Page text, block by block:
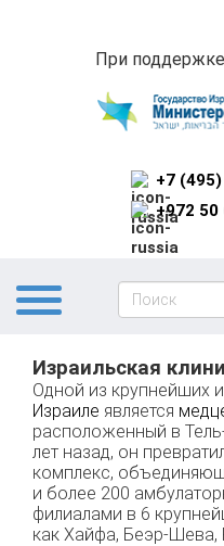
При
+7
+972 50
Израильская
Одной из крупнейших
Израиле является
расположенный в
лет назад, он
комплекс,
и более 200
филиалами в 6
как Хайфа, Беэр-